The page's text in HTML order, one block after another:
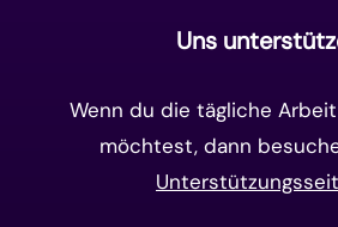
Uns
Wenn du die tägliche
möchtest, dann